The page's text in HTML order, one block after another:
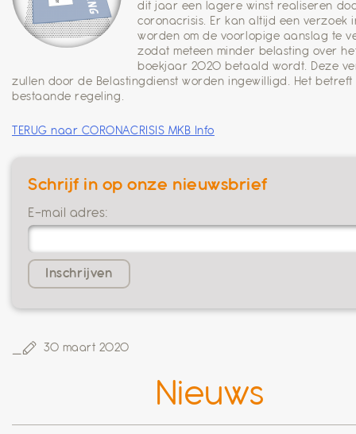
dit jaar een lagere winst realiseren
coronacrisis. Er kan altijd een verzoek
worden om de voorlopige aanslag te
zodat meteen minder belasting over
boekjaar 2020 betaald wordt. Deze
zullen door de Belastingdienst worden ingewilligd. Het betreft
bestaande regeling.
TERUG naar CORONACRISIS MKB Info
Schrijf in op onze nieuwsbrief
E-mail adres:
30 maart 2020
Nieuws